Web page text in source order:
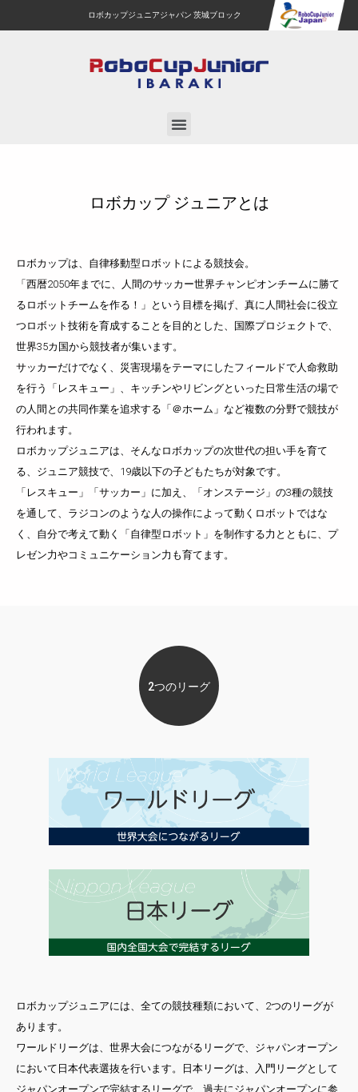
ロボカップジュニアジャパン 茨城ブロック
ロボカップ ジュニアとは
ロボカップは、自律移動型ロボットによる競技会。
「西暦2050年までに、人間のサッカー世界チャンピオンチームに勝て
るロボットチームを作る！」という目標を掲げ、 真に人間社会に役立
つロボット技術を育成することを目的とした、国際プロジェクトで、
世界35カ国から競技者が集います。
サッカーだけでなく、災害現場をテーマにしたフィールドで人命救助
を行う「レスキュー」、キッチンやリビングといった日常生活の場で
の人間との共同作業を追求する「＠ホーム」など複数の分野で競技が
行われます。
ロボカップジュニアは、そんなロボカップの次世代の担い手を育て
る、ジュニア競技で、19歳以下の子どもたちが対象です。
「レスキュー」「サッカー」に加え、「オンステージ」の3種の競技
を通して、 ラジコンのような人の操作によって動くロボットではな
く、自分で考えて動く「自律型ロボット」を制作する力とともに、 プ
レゼン力やコミュニケーション力も育てます。
2つのリーグ
ロボカップジュニアには、全ての競技種類において、2つのリーグが
あります。
ワールドリーグは、世界大会につながるリーグで、ジャパンオープン
において日本代表選抜を行います。日本リーグは、入門リーグとして
ジャパンオープンで完結するリーグで、過去にジャパンオープンに参